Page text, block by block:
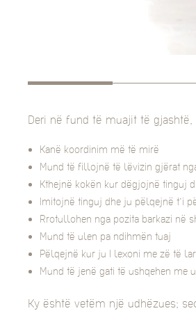
Deri në fund të muajit të
Kanë koordinim më të mirë
Mund të fillojnë të lëvizin gjërat
Kthejnë kokën kur dëgjojnë tinguj
Imitojnë tinguj dhe ju pëlqejnë t’i
Rrotullohen nga pozita barkazi në
Mund të ulen pa ndihmën tuaj
Pëlqejnë kur ju I lexoni me zë të
Mund të jenë gati të ushqehen me
Ky është vetëm një udhëzues;